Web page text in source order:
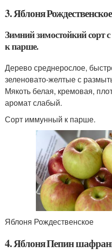
3. Яблоня Рождественское
Зимний зимостойкий сорт
к парше.
Дерево среднерослое,
зеленовато-желтые с
Мякоть белая, кремовая,
аромат слабый.
Сорт иммунный к парше.
Яблоня Рождественское
4. Яблоня Пепин